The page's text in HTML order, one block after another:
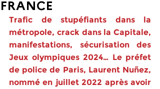
FRANCE
Trafic de stupéfiants dans la
métropole, crack dans la Capitale,
manifestations, sécurisation des
Jeux olympiques 2024… Le préfet
de police de Paris, Laurent Nuñez,
nommé en juillet 2022 après avoir